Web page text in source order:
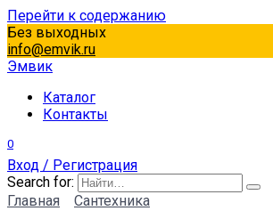
Перейти к содержанию
Без выходных
info@emvik.ru
Эмвик
Каталог
Контакты
0
Вход / Регистрация
Search for:
Главная
Сантехника